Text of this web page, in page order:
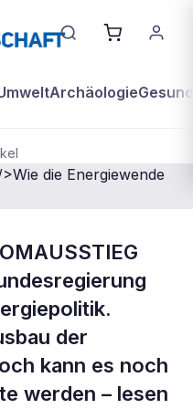
Archäologie
/>Wie
noch zum
der
kann es noch
werden – lesen